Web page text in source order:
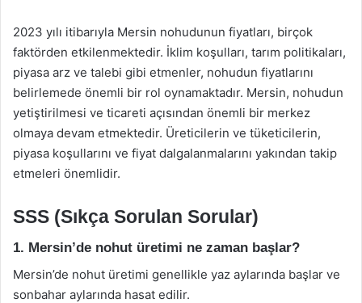
2023 yılı itibarıyla Mersin nohudunun fiyatları, birçok
faktörden etkilenmektedir. İklim koşulları, tarım politikaları,
piyasa arz ve talebi gibi etmenler, nohudun fiyatlarını
belirlemede önemli bir rol oynamaktadır. Mersin, nohudun
yetiştirilmesi ve ticareti açısından önemli bir merkez
olmaya devam etmektedir. Üreticilerin ve tüketicilerin,
piyasa koşullarını ve fiyat dalgalanmalarını yakından takip
etmeleri önemlidir.
SSS (Sıkça Sorulan Sorular)
1. Mersin’de nohut üretimi ne zaman başlar?
Mersin’de nohut üretimi genellikle yaz aylarında başlar ve
sonbahar aylarında hasat edilir.